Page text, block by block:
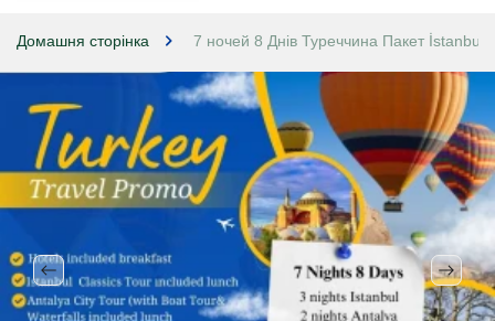
Домашня сторінка 7 ночей 8 Днів Туреччина Пакет İstanbul